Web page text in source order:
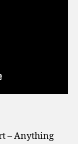
– Anything